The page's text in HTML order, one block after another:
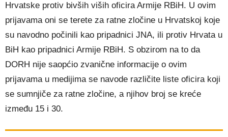
Hrvatske protiv bivših viših oficira Armije RBiH. U ovim
prijavama oni se terete za ratne zločine u Hrvatskoj koje
su navodno počinili kao pripadnici JNA, ili protiv Hrvata u
BiH kao pripadnici Armije RBiH. S obzirom na to da
DORH nije saopćio zvanične informacije o ovim
prijavama u medijima se navode različite liste oficira koji
se sumnjiče za ratne zločine, a njihov broj se kreće
između 15 i 30.